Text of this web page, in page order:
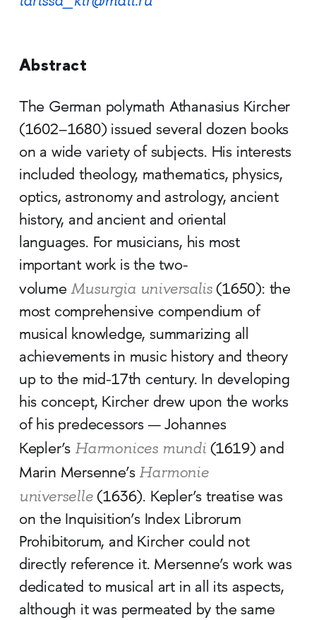
Abstract
The German polymath Athanasius Kircher
(1602–1680) issued several dozen books
on a wide variety of subjects. His interests
included theology, mathematics, physics,
optics, astronomy and astrology, ancient
history, and ancient and oriental
languages. For musicians, his most
important work is the two-
volumeMusurgia universalis(1650): the
most comprehensive compendium of
musical knowledge, summarizing all
achievements in music history and theory
up to the mid-17th century. In developing
his concept, Kircher drew upon the works
of his predecessors — Johannes
Kepler’s Harmonices mundi(1619) and
Marin Mersenne’s Harmonie
universelle(1636). Kepler’s treatise was
on the Inquisition’s Index Librorum
Prohibitorum, and Kircher could not
directly reference it. Mersenne’s work was
dedicated to musical art in all its aspects,
although it was permeated by the same